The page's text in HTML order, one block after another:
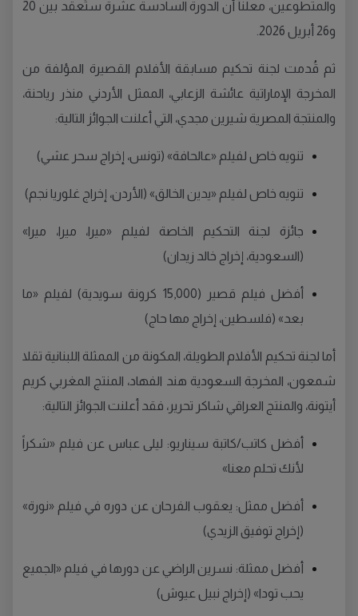
والمتطوعين، معلناً أن الدورة السادسة عشرة ستُعقد بين 20
و26 أبريل 2026.
ثم قُدمت لجنة تحكيم مسابقة الأفلام القصيرة المؤلفة من
المخرجة الإماراتية عائشة الزعابي، الممثل الأردني منذر رياحنة،
والمنتجة المصرية شيرين مجدي، التي أعلنت الجوائز التالية:
تنويه خاص لفيلم «عالحافة» (تونس، إخراج سحر عشي)
تنويه خاص لفيلم «يدين الخالق» (الأردن، إخراج غلوريا نجم)
جائزة لجنة التحكيم الخاصة لفيلم «ميرا، ميرا، ميرا»
(السعودية، إخراج خالد زيدان)
أفضل فيلم قصير (15,000 كرونة سويدية) لفيلم «ما
بعد» (فلسطين، إخراج مها حاج)
أما لجنة تحكيم الأفلام الطويلة، المكونة من الممثلة اللبنانية تقلا
شمعون، المخرجة السعودية هند الفهاد، المنتج المغربي كريم
أيتونة، والمنتج العراقي شاكر تحرير، فقد أعلنت الجوائز التالية:
أفضل كاتب/كاتبة سيناريو: ليلى عباس عن فيلم «شكراً
لأنك تحلم معنا»
أفضل ممثل: يعقوب الفرحان عن دوره في فيلم «نورة»
(إخراج توفيق الزيدي)
أفضل ممثلة: نسرين الراضي عن دورها في فيلم «الجميع
يحب تودا» (إخراج نبيل عيوش)